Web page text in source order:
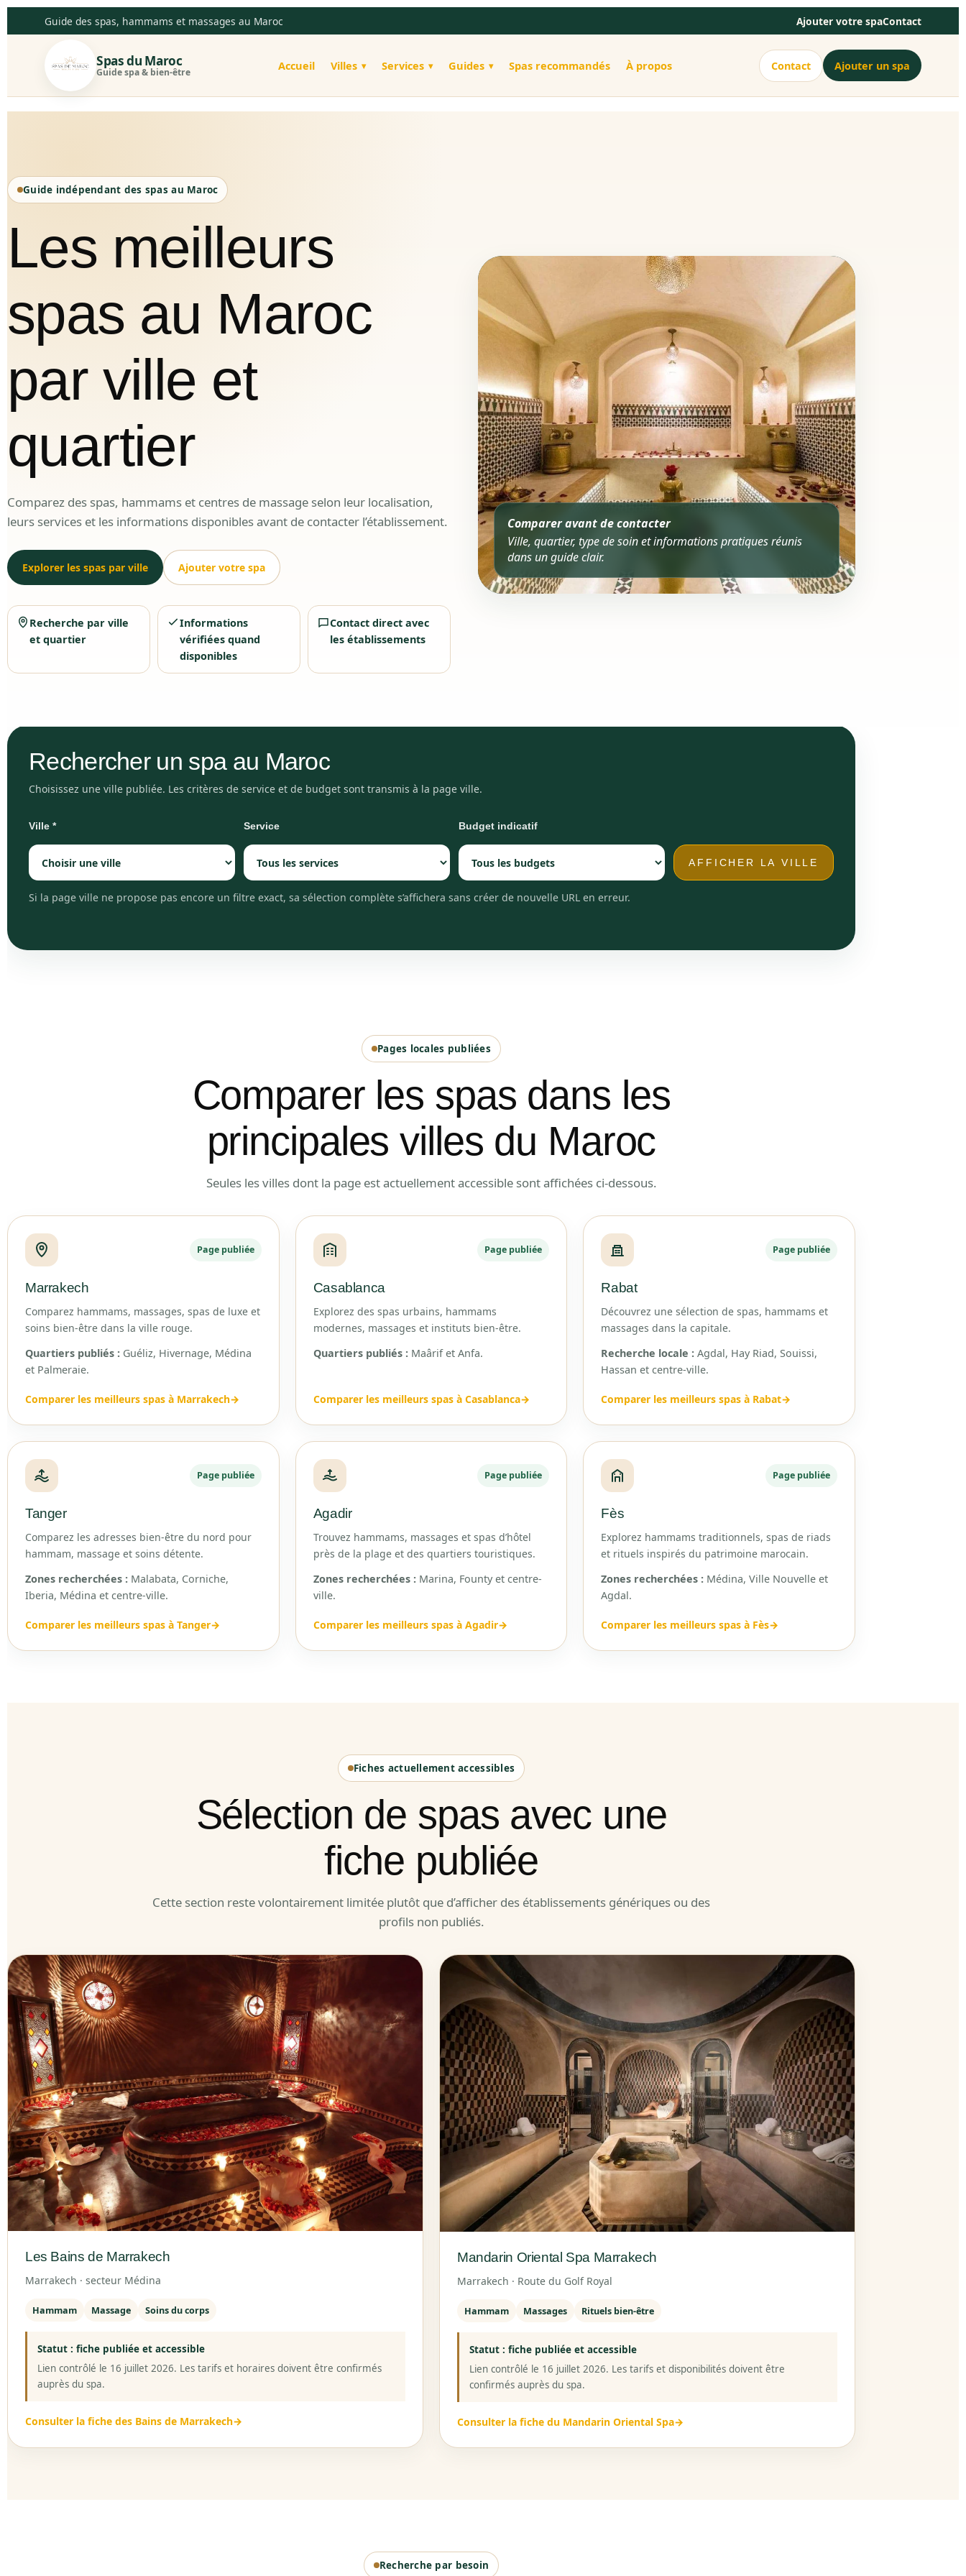
Guide des spas, hammams et massages au Maroc Ajouter votre spaContact
Spas du Maroc
Guide spa & bien-être Accueil Villes Services Guides Spas recommandés À propos Contact Ajouter un spa
Guide indépendant des spas au Maroc
Les meilleurs
spas au Maroc
par ville et
quartier
Comparez des spas, hammams et centres de massage selon leur localisation,
leurs services et les informations disponibles avant de contacter l’établissement.
Explorer les spas par ville Ajouter votre spa
Recherche par ville
et quartier
Informations
vérifiées quand
disponibles
Contact direct avec
les établissements
Comparer avant de contacter
Ville, quartier, type de soin et informations pratiques réunis
dans un guide clair.
Rechercher un spa au Maroc
Choisissez une ville publiée. Les critères de service et de budget sont transmis à la page ville.
Ville * Service Budget indicatif
AFFICHER LA VILLE
Si la page ville ne propose pas encore un filtre exact, sa sélection complète s’affichera sans créer de nouvelle URL en erreur.
Pages locales publiées
Comparer les spas dans les
principales villes du Maroc
Seules les villes dont la page est actuellement accessible sont affichées ci-dessous.
Page publiée
Marrakech
Comparez hammams, massages, spas de luxe et
soins bien-être dans la ville rouge.
Quartiers publiés : Guéliz, Hivernage, Médina
et Palmeraie.
Comparer les meilleurs spas à Marrakech→
Page publiée
Casablanca
Explorez des spas urbains, hammams
modernes, massages et instituts bien-être.
Quartiers publiés :Maârif et Anfa.
Comparer les meilleurs spas à Casablanca→
Page publiée
Rabat
Découvrez une sélection de spas, hammams et
massages dans la capitale.
Recherche locale : Agdal, Hay Riad, Souissi,
Hassan et centre-ville.
Comparer les meilleurs spas à Rabat→
Page publiée
Tanger
Comparez les adresses bien-être du nord pour
hammam, massage et soins détente.
Zones recherchées : Malabata, Corniche,
Iberia, Médina et centre-ville.
Comparer les meilleurs spas à Tanger→
Page publiée
Agadir
Trouvez hammams, massages et spas d’hôtel
près de la plage et des quartiers touristiques.
Zones recherchées :Marina, Founty et centre-
ville.
Comparer les meilleurs spas à Agadir→
Page publiée
Fès
Explorez hammams traditionnels, spas de riads
et rituels inspirés du patrimoine marocain.
Zones recherchées : Médina, Ville Nouvelle et
Agdal.
Comparer les meilleurs spas à Fès→
Fiches actuellement accessibles
Sélection de spas avec une
fiche publiée
Cette section reste volontairement limitée plutôt que d’afficher des établissements génériques ou des
profils non publiés.
Les Bains de Marrakech
Marrakech · secteur Médina
Hammam Massage Soins du corps
Statut : fiche publiée et accessible
Lien contrôlé le 16 juillet 2026. Les tarifs et horaires doivent être confirmés
auprès du spa.
Consulter la fiche des Bains de Marrakech→
Mandarin Oriental Spa Marrakech
Marrakech · Route du Golf Royal
Hammam Massages Rituels bien-être
Statut : fiche publiée et accessible
Lien contrôlé le 16 juillet 2026. Les tarifs et disponibilités doivent être
confirmés auprès du spa.
Consulter la fiche du Mandarin Oriental Spa→
Recherche par besoin